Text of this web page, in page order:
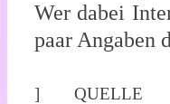
Wer dabei
paar Angaben
]